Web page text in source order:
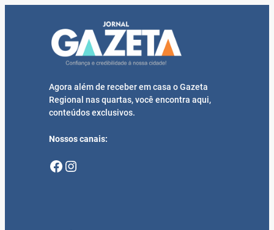
Agora além de receber em casa o Gazeta
Regional nas quartas, você encontra aqui,
conteúdos exclusivos.
Nossos canais:
Facebook Instagram